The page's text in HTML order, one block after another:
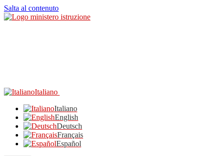
Salta al contenuto
Italiano
Italiano
English
Deutsch
Français
Español